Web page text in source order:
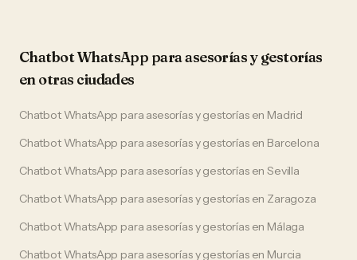
Chatbot WhatsApp paraasesorías y gestorías
en otras ciudades
Chatbot WhatsApp para asesorías y gestoríasen Madrid
Chatbot WhatsApp para asesorías y gestoríasen Barcelona
Chatbot WhatsApp para asesorías y gestoríasenSevilla
Chatbot WhatsApp para asesorías y gestoríasen Zaragoza
Chatbot WhatsApp para asesorías y gestoríasen Málaga
Chatbot WhatsApp para asesorías y gestoríasen Murcia